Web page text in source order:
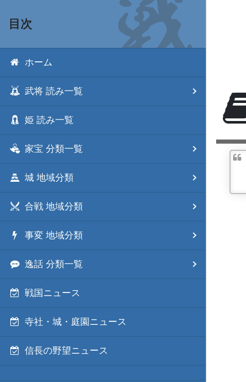
目次
ホーム
武将 読み一覧
姫 読み一覧
家宝 分類一覧
城 地域分類
合戦 地域分類
事変 地域分類
逸話 分類一覧
戦国ニュース
寺社・城・庭園ニュース
信長の野望ニュース